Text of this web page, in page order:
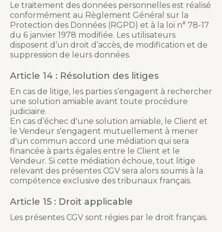
Le traitement des données personnelles est réalisé
conformément au Règlement Général sur la
Protection des Données (RGPD) et à la loi n° 78-17
du 6 janvier 1978 modifiée. Les utilisateurs
disposent d’un droit d’accès, de modification et de
suppression de leurs données.
Article 14 : Résolution des litiges
En cas de litige, les parties s’engagent à rechercher
une solution amiable avant toute procédure
judiciaire.
En cas d’échec d'une solution amiable, le Client et
le Vendeur s'engagent mutuellement à mener
d'un commun accord une médiation qui sera
financée à parts égales entre le Client et le
Vendeur. Si cette médiation échoue, tout litige
relevant des présentes CGV sera alors soumis à la
compétence exclusive des tribunaux français.
Article 15 : Droit applicable
Les présentes CGV sont régies par le droit français.